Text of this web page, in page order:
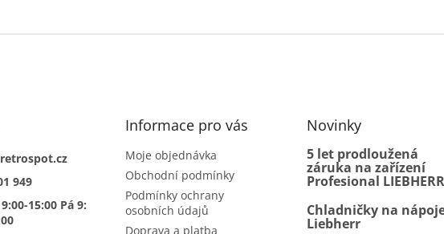
retrospot.cz
949
15:00 Pá 9:
Informace pro vás
Moje objednávka
Obchodní podmínky
Podmínky ochrany
osobních údajů
Doprava a platba
Novinky
5 let prodloužená
záruka na zařízení
Profesional LIEBHERR
Chladničky na
Liebherr